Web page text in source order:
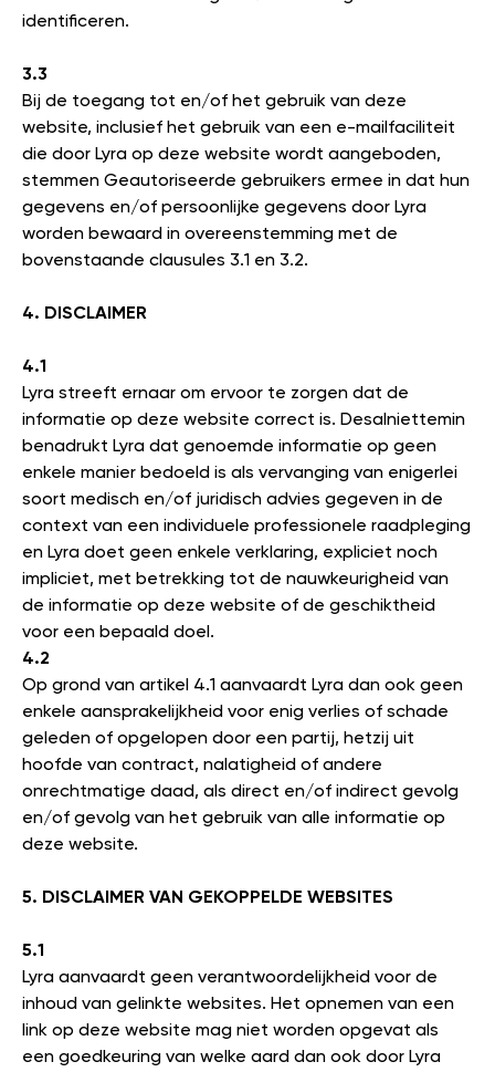
identificeren.
3.3
Bij de toegang tot en/of het gebruik van deze
website, inclusief het gebruik van een e-mailfaciliteit
die door Lyra op deze website wordt aangeboden,
stemmen Geautoriseerde gebruikers ermee in dat hun
gegevens en/of persoonlijke gegevens door Lyra
worden bewaard in overeenstemming met de
bovenstaande clausules 3.1 en 3.2.
4. DISCLAIMER
4.1
Lyra streeft ernaar om ervoor te zorgen dat de
informatie op deze website correct is. Desalniettemin
benadrukt Lyra dat genoemde informatie op geen
enkele manier bedoeld is als vervanging van enigerlei
soort medisch en/of juridisch advies gegeven in de
context van een individuele professionele raadpleging
en Lyra doet geen enkele verklaring, expliciet noch
impliciet, met betrekking tot de nauwkeurigheid van
de informatie op deze website of de geschiktheid
voor een bepaald doel.
4.2
Op grond van artikel 4.1 aanvaardt Lyra dan ook geen
enkele aansprakelijkheid voor enig verlies of schade
geleden of opgelopen door een partij, hetzij uit
hoofde van contract, nalatigheid of andere
onrechtmatige daad, als direct en/of indirect gevolg
en/of gevolg van het gebruik van alle informatie op
deze website.
5. DISCLAIMER VAN GEKOPPELDE WEBSITES
5.1
Lyra aanvaardt geen verantwoordelijkheid voor de
inhoud van gelinkte websites. Het opnemen van een
link op deze website mag niet worden opgevat als
een goedkeuring van welke aard dan ook door Lyra